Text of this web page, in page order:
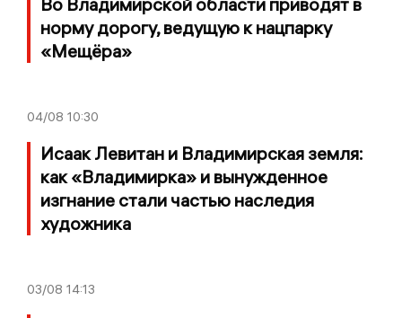
норму дорогу, ведущую к нацпарку
«Мещёра»
04/08 10:30
Исаак Левитан и Владимирская земля:
как «Владимирка» и вынужденное
изгнание стали частью наследия
художника
03/08 14:13